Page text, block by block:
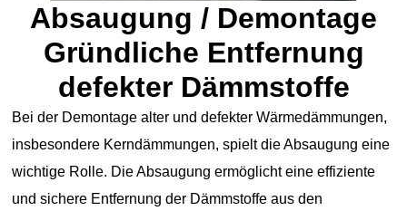
Absaugung / Demontage
Gründliche Entfernung
defekter Dämmstoffe
Bei der Demontage alter und defekter Wärmedämmungen,
insbesondere Kerndämmungen, spielt die Absaugung eine
wichtige Rolle. Die Absaugung ermöglicht eine effiziente
und sichere Entfernung der Dämmstoffe aus den